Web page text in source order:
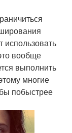
использовать
вообще
выполнить
многие
побыстрее